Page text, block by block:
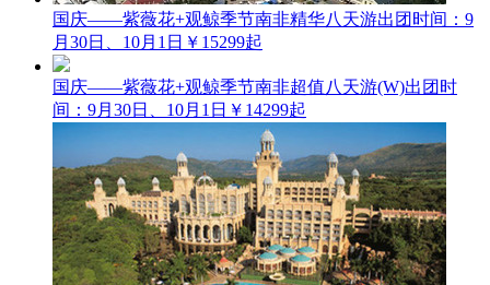
国庆——紫薇花+观鲸季节南非精华八天游出团时间：9
月30日、10月1日 ￥15299起
国庆——紫薇花+观鲸季节南非超值八天游(W)出团时
间：9月30日、10月1日 ￥14299起